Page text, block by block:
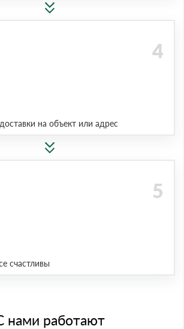
на объект или адрес
счастливы
нами работают